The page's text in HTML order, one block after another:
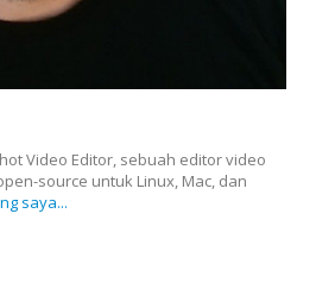
Video Editor, sebuah editor video
source untuk Linux, Mac, dan
saya...